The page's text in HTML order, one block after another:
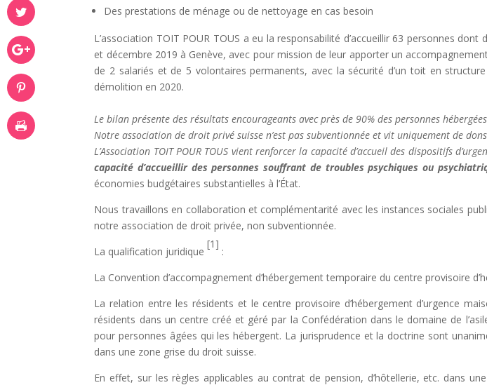
Des prestations de ménage ou de nettoyage en cas besoin
L’association TOIT POUR TOUS a eu la responsabilité d’accueillir 63 personnes
et décembre 2019 à Genève, avec pour mission de leur apporter un
de 2 salariés et de 5 volontaires permanents, avec la sécurité d’un toit en
démolition en 2020.
Le bilan présente des résultats encourageants avec près de 90% des personnes
Notre association de droit privé suisse n’est pas subventionnée et vit uniquement de
L’Association TOIT POUR TOUS vient renforcer la capacité d’accueil des dispositifs
capacité d’accueillir des personnes souffrant de troubles psychiques ou
économies budgétaires substantielles à l’État.
Nous travaillons en collaboration et complémentarité avec les instances sociales
notre association de droit privée, non subventionnée.
La qualification juridique
[1]
:
La Convention d’accompagnement d’hébergement temporaire du centre provisoire
La relation entre les résidents et le centre provisoire d’hébergement d’urgence
résidents dans un centre créé et géré par la Confédération dans le domaine de
pour personnes âgées qui les hébergent. La jurisprudence et la doctrine sont
dans une zone grise du droit suisse.
En effet, sur les règles applicables au contrat de pension, d’hôtellerie, etc. dans